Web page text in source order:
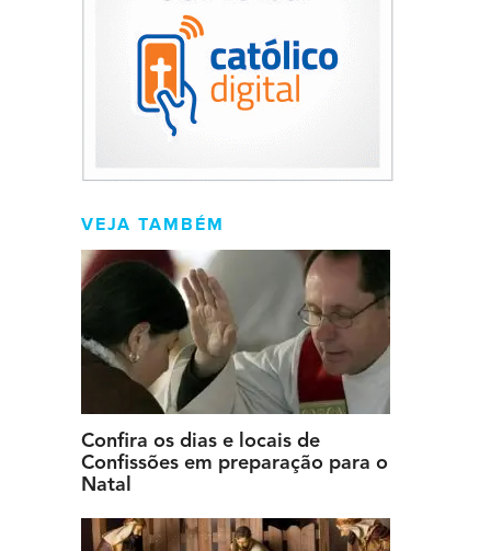
VEJA TAMBÉM
Confira os dias e locais de
Confissões em preparação para o
Natal